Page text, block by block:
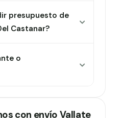
presupuesto de
Castanar?
o
con envío Vallate